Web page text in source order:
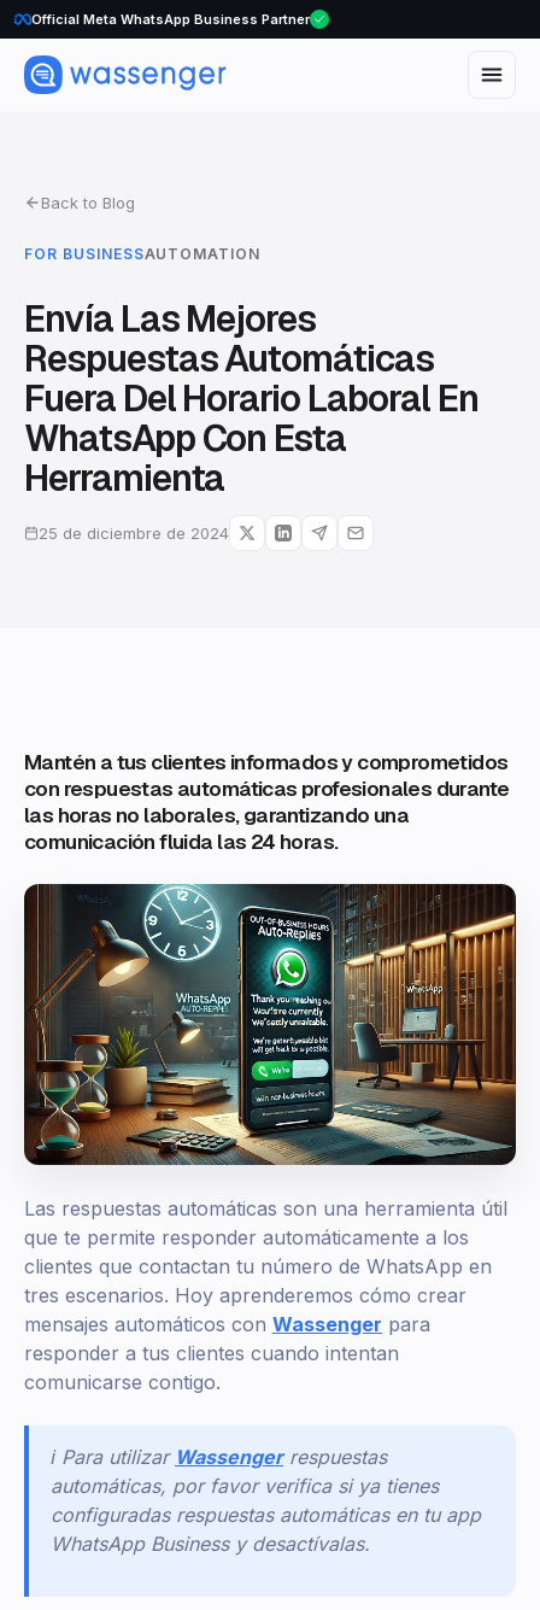
Official Meta WhatsApp Business Partner
Back to Blog
FOR BUSINESSAUTOMATION
Envía Las Mejores
Respuestas Automáticas
Fuera Del Horario Laboral En
WhatsApp Con Esta
Herramienta
25 de diciembre de 2024
Mantén a tus clientes informados y comprometidos
con respuestas automáticas profesionales durante
las horas no laborales, garantizando una
comunicación fluida las 24 horas.
Las respuestas automáticas son una herramienta útil
que te permite responder automáticamente a los
clientes que contactan tu número de WhatsApp en
tres escenarios. Hoy aprenderemos cómo crear
mensajes automáticos con Wassenger para
responder a tus clientes cuando intentan
comunicarse contigo.
ℹ️ Para utilizar Wassenger respuestas
automáticas, por favor verifica si ya tienes
configuradas respuestas automáticas en tu app
WhatsApp Business y desactívalas.